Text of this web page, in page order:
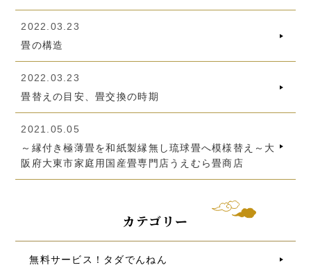
2022.03.23
畳の構造
2022.03.23
畳替えの目安、畳交換の時期
2021.05.05
～縁付き極薄畳を和紙製縁無し琉球畳へ模様替え～大
阪府大東市家庭用国産畳専門店うえむら畳商店
カテゴリー
無料サービス！タダでんねん